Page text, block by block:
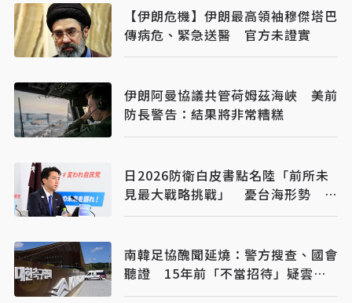
【伊朗危機】伊朗最高領袖穆傑塔巴
傳病危、緊急送醫 官方未證實
伊朗阿曼協議共管荷姆茲海峽 美前
防長警告：結果將非常糟糕
日2026防衛白皮書點名陸「前所未
見最大戰略挑戰」 憂台海形勢 無
人機、AI成建軍主軸
南韓足協醜聞延燒：警方搜查、國會
聽證 15年前「不當招待」疑雲重
見天日